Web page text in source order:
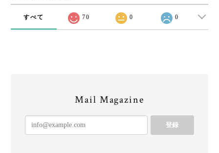
すべて 70 0 0
Mail Magazine
登録